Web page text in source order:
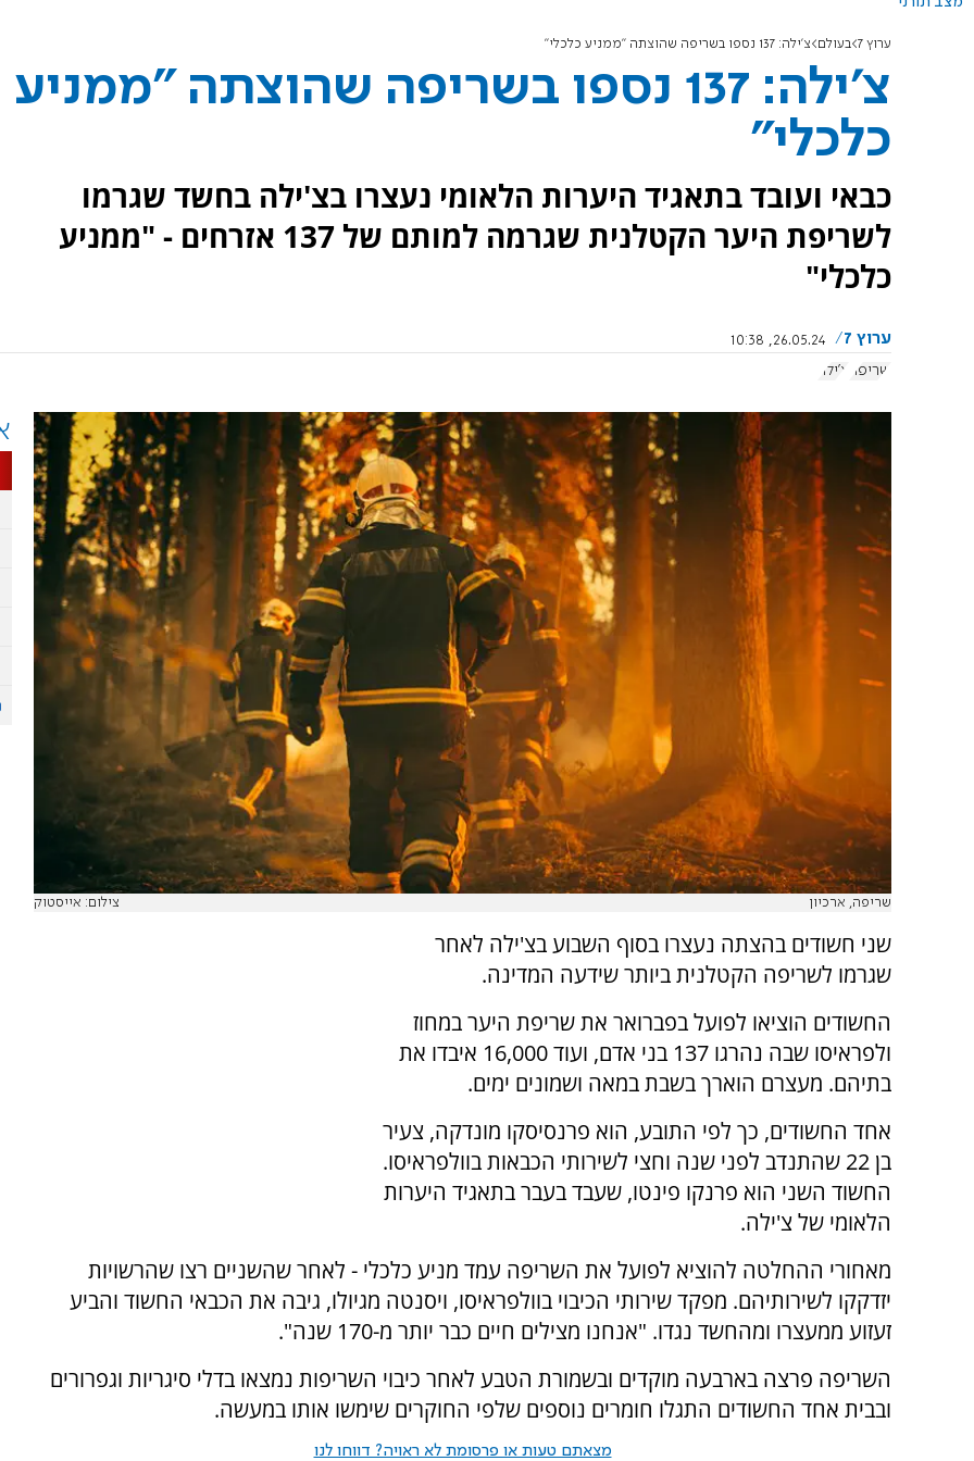
ערוץ 7 בעולם צ'ילה: 137 נספו בשריפה שהוצתה "ממניע כלכלי"
צ'ילה: 137 נספו בשריפה שהוצתה "ממניע
כלכלי"
כבאי ועובד בתאגיד היערות הלאומי נעצרו בצ'ילה בחשד שגרמו
לשריפת היער הקטלנית שגרמה למותם של 137 אזרחים - "ממניע
כלכלי"
ערוץ 7
26.05.24, 10:38
שריפה
צ'ילה
שריפה, ארכיון צילום: אייסטוק
שני חשודים בהצתה נעצרו בסוף השבוע בצ'ילה לאחר
שגרמו לשריפה הקטלנית ביותר שידעה המדינה.
החשודים הוציאו לפועל בפברואר את שריפת היער במחוז
ולפראיסו שבה נהרגו 137 בני אדם, ועוד 16,000 איבדו את
בתיהם. מעצרם הוארך בשבת במאה ושמונים ימים.
אחד החשודים, כך לפי התובע, הוא פרנסיסקו מונדקה, צעיר
בן 22 שהתנדב לפני שנה וחצי לשירותי הכבאות בוולפראיסו.
החשוד השני הוא פרנקו פינטו, שעבד בעבר בתאגיד היערות
הלאומי של צ'ילה.
מאחורי ההחלטה להוציא לפועל את השריפה עמד מניע כלכלי - לאחר שהשניים רצו שהרשויות
יזדקקו לשירותיהם. מפקד שירותי הכיבוי בוולפראיסו, ויסנטה מגיולו, גיבה את הכבאי החשוד והביע
זעזוע ממעצרו ומהחשד נגדו. "אנחנו מצילים חיים כבר יותר מ-170 שנה".
השריפה פרצה בארבעה מוקדים ובשמורת הטבע לאחר כיבוי השריפות נמצאו בדלי סיגריות וגפרורים
ובבית אחד החשודים התגלו חומרים נוספים שלפי החוקרים שימשו אותו במעשה.
מצאתם טעות או פרסומת לא ראויה? דווחו לנו